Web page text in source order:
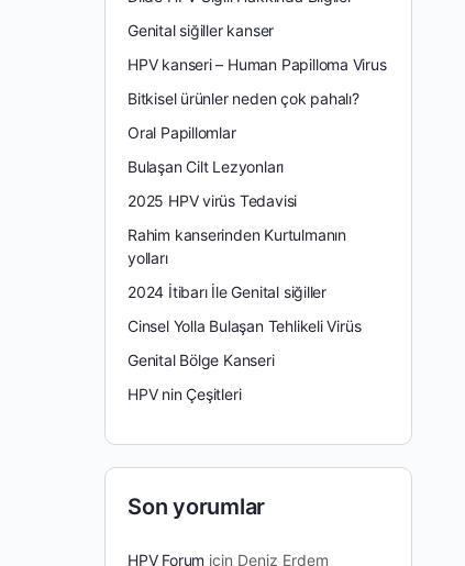
Genital siğiller kanser
HPV kanseri – Human Papilloma Virus
Bitkisel ürünler neden çok pahalı?
Oral Papillomlar
Bulaşan Cilt Lezyonları
2025 HPV virüs Tedavisi
Rahim kanserinden Kurtulmanın
yolları
2024 İtibarı İle Genital siğiller
Cinsel Yolla Bulaşan Tehlikeli Virüs
Genital Bölge Kanseri
HPV nin Çeşitleri
Son yorumlar
HPV Forum için Deniz Erdem